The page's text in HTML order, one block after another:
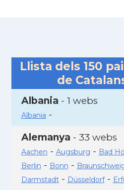
Llista dels 150
de
Albania - 1 webs
Albania -
Alemanya - 33 webs
Aachen - Augsburg - Bad
Berlin - Bonn -
Darmstadt- Düsseldorf-